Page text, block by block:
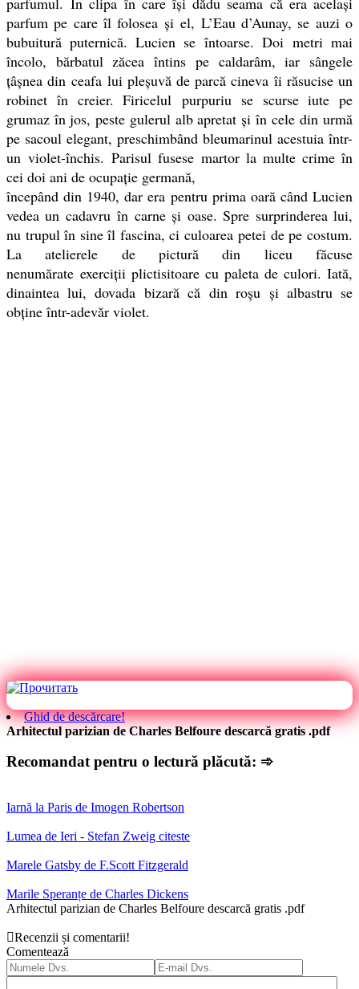
parfum pe care îl folosea și el, L’Eau d’Aunay, se auzi o
bubuitură puternică. Lucien se întoarse. Doi metri mai
încolo, bărbatul zăcea întins pe caldarâm, iar sângele
țâșnea din ceafa lui pleșuvă de parcă cineva îi răsucise un
robinet în creier. Firicelul purpuriu se scurse iute pe
grumaz în jos, peste gulerul alb apretat și în cele din urmă
pe sacoul elegant, preschimbând bleumarinul acestuia într-
un violet-închis. Parisul fusese martor la multe crime în
cei doi ani de ocupație germană,
începând din 1940, dar era pentru prima oară când Lucien
vedea un cadavru în carne și oase. Spre surprinderea lui,
nu trupul în sine îl fascina, ci culoarea petei de pe costum.
La atelierele de pictură din liceu făcuse
nenumărate exerciții plictisitoare cu paleta de culori. Iată,
dinaintea lui, dovada bizară că din roșu și albastru se
obține într-adevăr violet.
Ghid de descărcare!
Arhitectul parizian de Charles Belfoure descarcă gratis .pdf
Recomandat pentru o lectură plăcută: ➾
Iarnă la Paris de Imogen Robertson
Lumea de Ieri - Stefan Zweig citeste
Marele Gatsby de F.Scott Fitzgerald
Marile Speranțe de Charles Dickens
Arhitectul parizian de Charles Belfoure descarcă gratis .pdf
Recenzii și comentarii!
Comentează